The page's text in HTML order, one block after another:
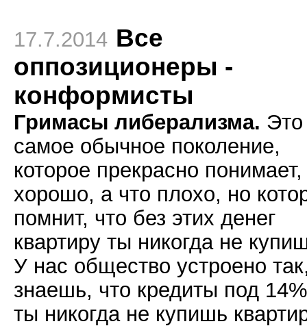
17.7.2014 Все
оппозиционеры -
конформисты
Гримасы либерализма. Это
самое обычное поколение,
которое прекрасно понимает,
хорошо, а что плохо, но
помнит, что без этих денег
квартиру ты никогда не
У нас общество устроено
знаешь, что кредиты под
ты никогда не купишь